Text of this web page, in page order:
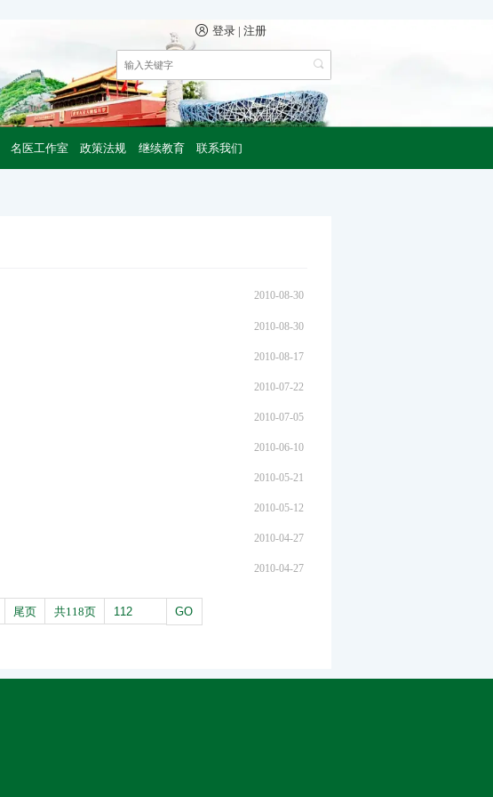
 登录 |注册
名医工作室 政策法规 继续教育 联系我们
2010-08-30
2010-08-30
2010-08-17
2010-07-22
2010-07-05
2010-06-10
2010-05-21
2010-05-12
2010-04-27
2010-04-27
尾页 共118页